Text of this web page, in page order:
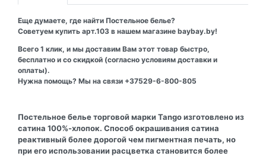
Еще думаете, где найти Постельное белье?
Советуем купить арт.103 в нашем магазине baybay.by!
Всего 1 клик, и мы доставим Вам этот товар быстро,
бесплатно и со скидкой (согласно условиям доставки и
оплаты).
Нужна помощь? Мы на связи +37529-6-800-805
Постельное белье торговой марки Tango изготовлено из
сатина 100%-хлопок. Способ окрашивания сатина
реактивный более дорогой чем пигментная печать, но
при его использовании расцветка становится более